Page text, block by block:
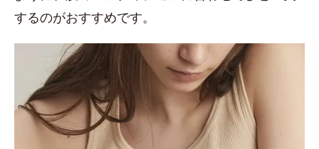
するのがおすすめです。